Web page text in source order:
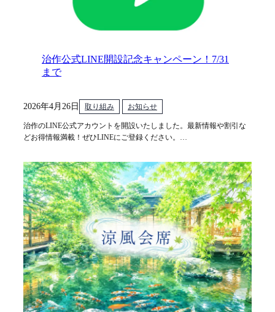
治作公式LINE開設記念キャンペーン！7/31
まで
2026年4月26日 取り組み お知らせ
治作のLINE公式アカウントを開設いたしました。最新情報や割引な
どお得情報満載！ぜひLINEにご登録ください。…